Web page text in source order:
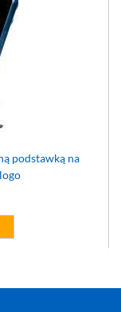
podstawką na